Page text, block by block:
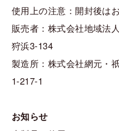
使用上の注意：開封後は
販売者：株式会社地域法
狩浜3-134
製造所：株式会社網元・
1-217-1
お知らせ